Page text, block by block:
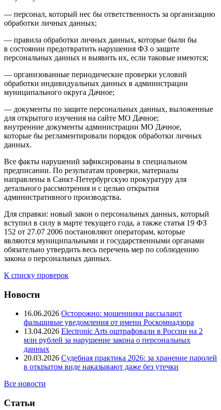
— персонал, который нес бы ответственность за организацию
обработки личных данных;
— правила обработки личных данных, которые были бы
в состоянии предотвратить нарушения ФЗ о защите
персональных данных и выявить их, если таковые имеются;
— организованные периодические проверки условий
обработки индивидуальных данных в администрации
муниципального округа Дачное;
— документы по защите персональных данных, выложенные
для открытого изучения на сайте МО Дачное;
внутренние документы администрации МО Дачное,
которые бы регламентировали порядок обработки личных
данных.
Все факты нарушений зафиксированы в специальном
предписании. По результатам проверки, материалы
направлены в Санкт-Петербургскую прокуратуру для
детального рассмотрения и с целью открытия
административного производства.
Для справки: новый закон о персональных данных, который
вступил в силу в марте текущего года, а также статья 19 ФЗ
152 от 27.07 2006 постановляют операторам, которые
являются муниципальными и государственными органами
обязательно утвердить весь перечень мер по соблюдению
закона о персональных данных.
К списку проверок
Новости
16.06.2026 Осторожно: мошенники рассылают
фальшивые уведомления от имени Роскомнадзора
13.04.2026 Electronic Arts оштрафовали в России на 2
млн рублей за нарушение закона о персональных
данных
20.03.2026 Судебная практика 2026: за хранение паролей
в открытом виде наказывают даже без утечки
Все новости
Статьи